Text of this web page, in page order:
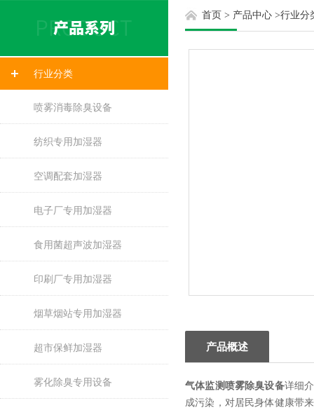
行业分类
喷雾消毒除臭设备
纺织专用加湿器
空调配套加湿器
电子厂专用加湿器
食用菌超声波加湿器
印刷厂专用加湿器
烟草烟站专用加湿器
超市保鲜加湿器
雾化除臭专用设备
首页 > 产品中心 >行业分
产品概述
气体监测喷雾除臭设备详细
成污染，对居民身体健康带